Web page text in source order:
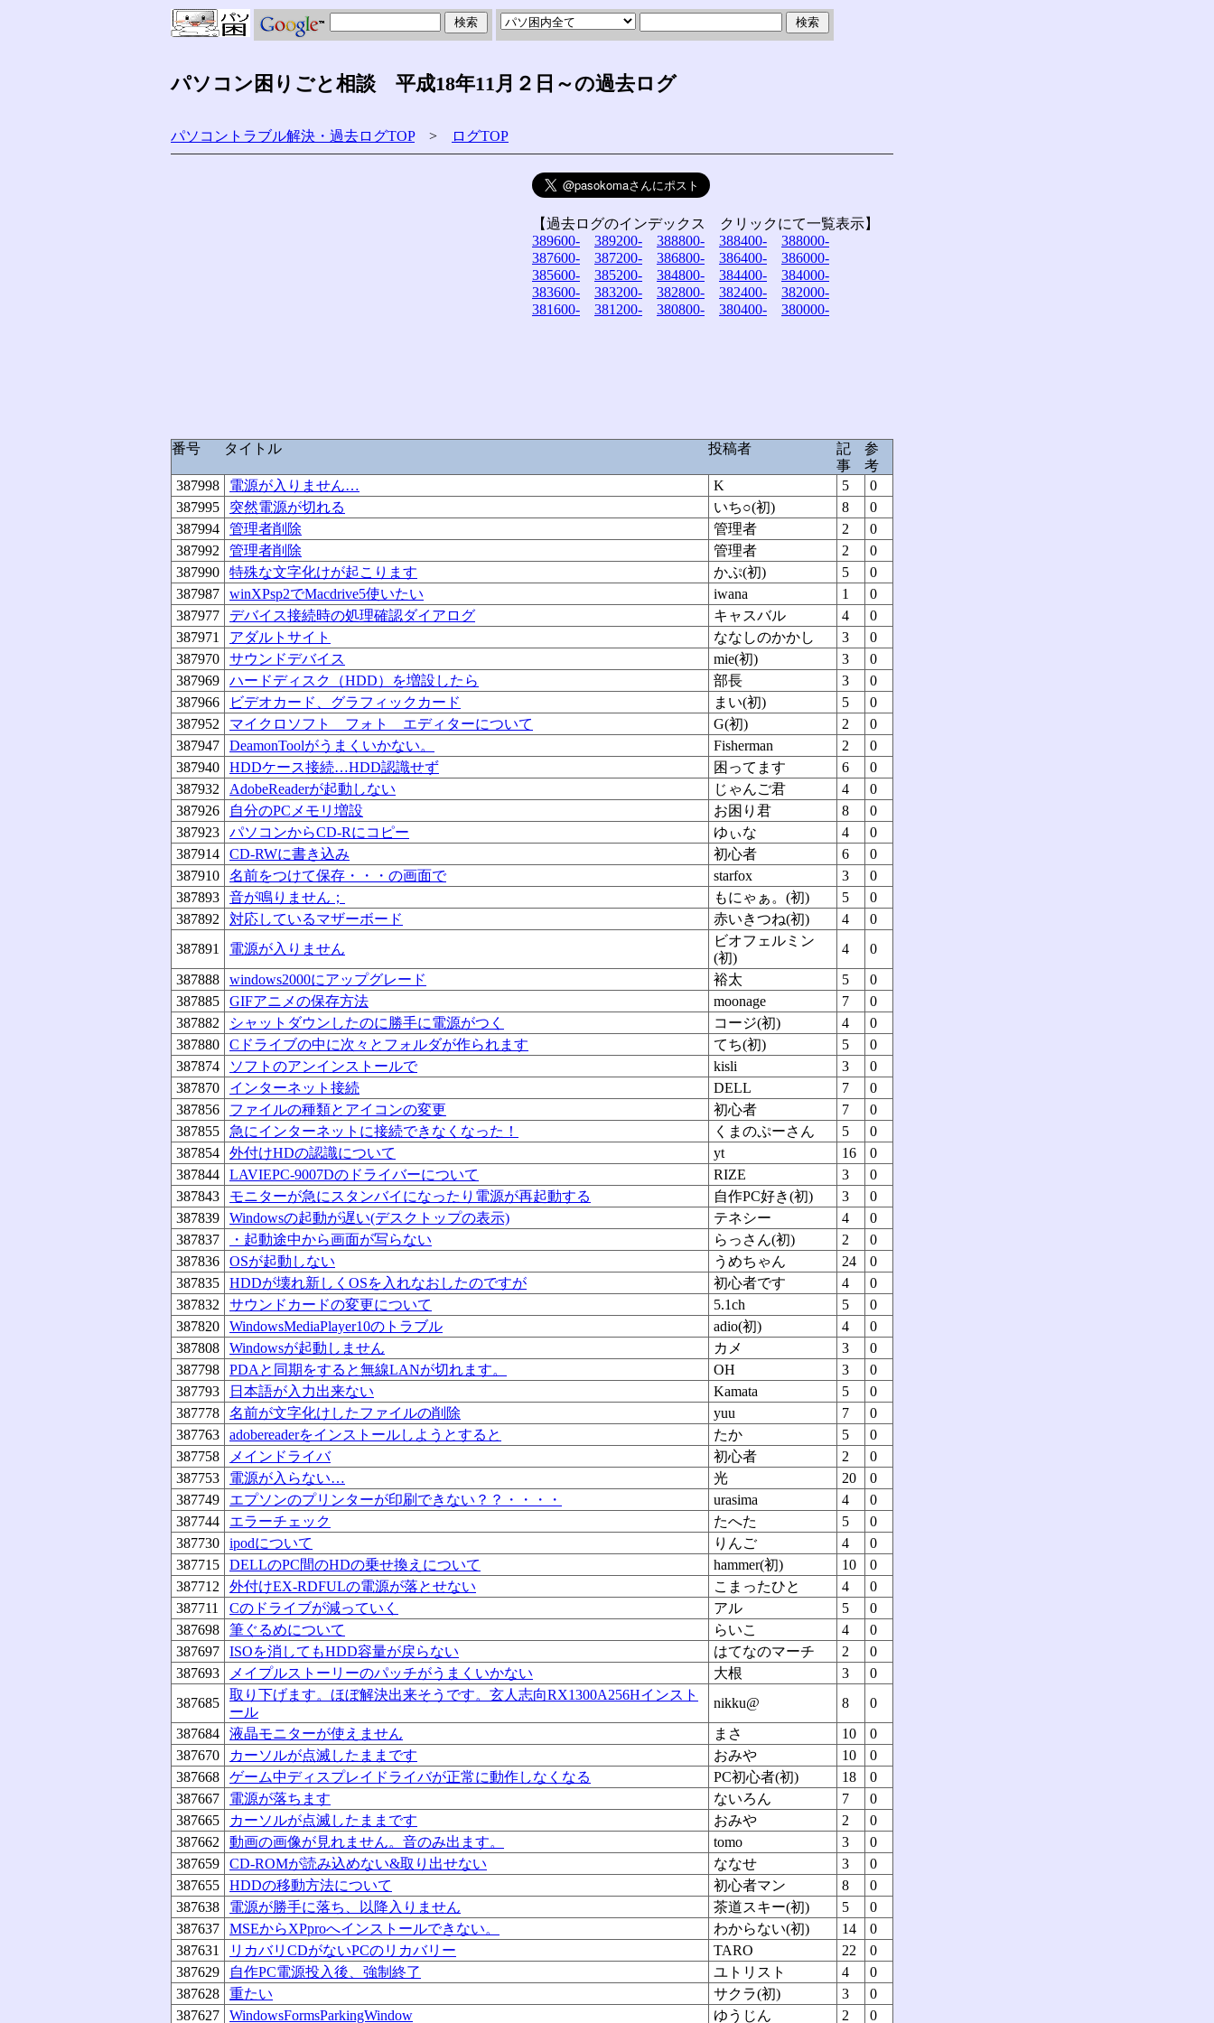
パソコン困りごと相談 平成18年11月２日～の過去ログ
パソコントラブル解決・過去ログTOP> ログTOP
【過去ログのインデックス クリックにて一覧表示】
389600-
389200- 388800- 388400-
388000-
387600-
387200- 386800- 386400-
386000-
385600-
385200- 384800- 384400-
384000-
383600-
383200- 382800- 382400-
382000-
381600-
381200- 380800- 380400- 380000-
番号 タイトル 投稿者
記
事
参
考
387998
電源が入りません… K 5
0
387995
突然電源が切れる いち○(初) 8
0
387994
管理者削除 管理者 2
0
387992
管理者削除 管理者 2
0
387990
特殊な文字化けが起こります かぷ(初) 5
0
387987
winXPsp2でMacdrive5使いたい iwana 1
0
387977
デバイス接続時の処理確認ダイアログ キャスバル 4
0
387971
アダルトサイト ななしのかかし 3
0
387970
サウンドデバイス mie(初) 3
0
387969
ハードディスク（HDD）を増設したら 部長 3
0
387966
ビデオカード、グラフィックカード まい(初) 5
0
387952
マイクロソフト フォト エディターについて G(初) 2
0
387947
DeamonToolがうまくいかない。 Fisherman 2
0
387940
HDDケース接続…HDD認識せず 困ってます 6
0
387932
AdobeReaderが起動しない じゃんご君 4
0
387926
自分のPCメモリ増設 お困り君 8
0
387923
パソコンからCD-Rにコピー ゆぃな 4
0
387914
CD-RWに書き込み 初心者 6
0
387910
名前をつけて保存・・・の画面で starfox 3
0
387893
音が鳴りません； もにゃぁ。(初) 5
0
387892
対応しているマザーボード 赤いきつね(初) 4
0
387891
電源が入りません
ビオフェルミン
(初)
4
0
387888
windows2000にアップグレード 裕太 5
0
387885
GIFアニメの保存方法 moonage 7
0
387882
シャットダウンしたのに勝手に電源がつく コージ(初) 4
0
387880
Cドライブの中に次々とフォルダが作られます てち(初) 5
0
387874
ソフトのアンインストールで kisli 3
0
387870
インターネット接続 DELL 7
0
387856
ファイルの種類とアイコンの変更 初心者 7
0
387855
急にインターネットに接続できなくなった！ くまのぷーさん 5
0
387854
外付けHDの認識について yt 16
0
387844
LAVIEPC-9007Dのドライバーについて RIZE 3
0
387843
モニターが急にスタンバイになったり電源が再起動する 自作PC好き(初) 3
0
387839
Windowsの起動が遅い(デスクトップの表示) テネシー 4
0
387837
・起動途中から画面が写らない らっさん(初) 2
0
387836
OSが起動しない うめちゃん 24
0
387835
HDDが壊れ新しくOSを入れなおしたのですが 初心者です 4
0
387832
サウンドカードの変更について 5.1ch 5
0
387820
WindowsMediaPlayer10のトラブル adio(初) 4
0
387808
Windowsが起動しません カメ 3
0
387798
PDAと同期をすると無線LANが切れます。 OH 3
0
387793
日本語が入力出来ない Kamata 5
0
387778
名前が文字化けしたファイルの削除 yuu 7
0
387763
adobereaderをインストールしようとすると たか 5
0
387758
メインドライバ 初心者 2
0
387753
電源が入らない… 光 20
0
387749
エプソンのプリンターが印刷できない？？・・・・ urasima 4
0
387744
エラーチェック たへた 5
0
387730
ipodについて りんご 4
0
387715
DELLのPC間のHDの乗せ換えについて hammer(初) 10
0
387712
外付けEX-RDFULの電源が落とせない こまったひと 4
0
387711
Cのドライブが減っていく アル 5
0
387698
筆ぐるめについて らいこ 4
0
387697
ISOを消してもHDD容量が戻らない はてなのマーチ 2
0
387693
メイプルストーリーのパッチがうまくいかない 大根 3
0
387685
取り下げます。ほぼ解決出来そうです。玄人志向RX1300A256Hインスト
ール
nikku@ 8
0
387684
液晶モニターが使えません まさ 10
0
387670
カーソルが点滅したままです おみや 10
0
387668
ゲーム中ディスプレイドライバが正常に動作しなくなる PC初心者(初) 18
0
387667
電源が落ちます ないろん 7
0
387665
カーソルが点滅したままです おみや 2
0
387662
動画の画像が見れません。音のみ出ます。 tomo 3
0
387659
CD-ROMが読み込めない&取り出せない ななせ 3
0
387655
HDDの移動方法について 初心者マン 8
0
387638
電源が勝手に落ち、以降入りません 茶道スキー(初) 5
0
387637
MSEからXPproへインストールできない。 わからない(初) 14
0
387631
リカバリCDがないPCのリカバリー TARO 22
0
387629
自作PC電源投入後、強制終了 ユトリスト 4
0
387628
重たい サクラ(初) 3
0
387627
WindowsFormsParkingWindow ゆうじん 2 0